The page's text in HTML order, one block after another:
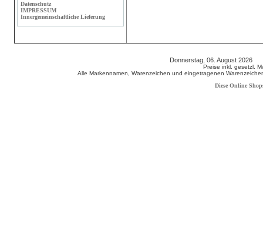
Datenschutz
IMPRESSUM
Innergemeinschaftliche Lieferung
Donnerstag, 06. August
Preise inkl. gesetzl.
Alle Markennamen, Warenzeichen und eingetragenen
Diese Online